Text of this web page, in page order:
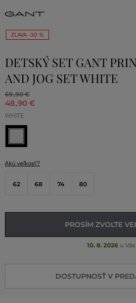
ZĽAVA -30 %
DETSKÝ SET GANT
AND JOG SET WHITE
69,90 €
48,90 €
WHITE
Akú veľkosť?
62 68 74 80
PROSÍM ZVOĽTE
10. 8. 2026u Vás
DOSTUPNOSŤ V